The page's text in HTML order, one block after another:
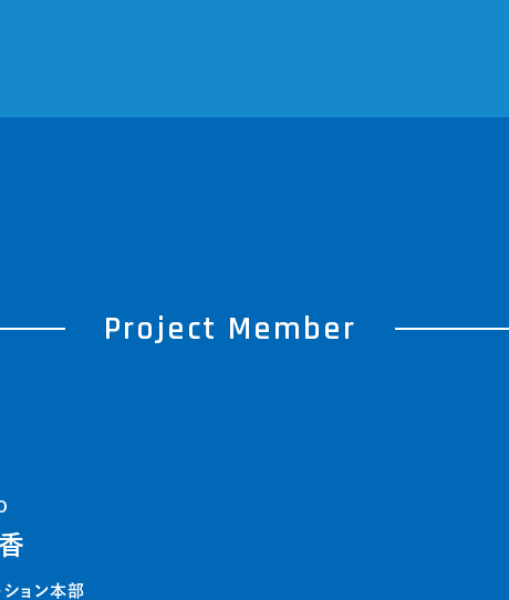
Project Member
ョン本部